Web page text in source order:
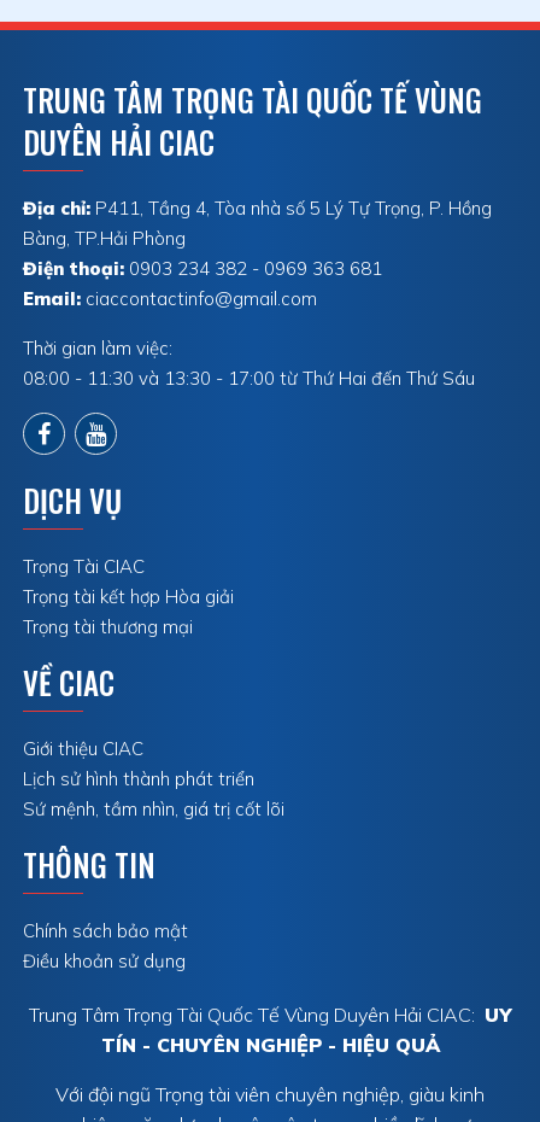
TRUNG TÂM TRỌNG TÀI QUỐC TẾ VÙNG
DUYÊN HẢI CIAC
Địa chỉ: P411, Tầng 4, Tòa nhà số 5 Lý Tự Trọng, P. Hồng
Bàng, TP.Hải Phòng
Điện thoại: 0903 234 382 - 0969 363 681
Email: ciaccontactinfo@gmail.com
Thời gian làm việc:
08:00 - 11:30 và 13:30 - 17:00 từ Thứ Hai đến Thứ Sáu
DỊCH VỤ
Trọng Tài CIAC
Trọng tài kết hợp Hòa giải
Trọng tài thương mại
VỀ CIAC
Giới thiệu CIAC
Lịch sử hình thành phát triển
Sứ mệnh, tầm nhìn, giá trị cốt lõi
THÔNG TIN
Chính sách bảo mật
Điều khoản sử dụng
Trung Tâm Trọng Tài Quốc Tế Vùng Duyên Hải CIAC: UY
TÍN - CHUYÊN NGHIỆP - HIỆU QUẢ
Với đội ngũ Trọng tài viên chuyên nghiệp, giàu kinh